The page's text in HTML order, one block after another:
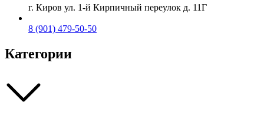
г. Киров ул. 1-й Кирпичный переулок д. 11Г
8 (901) 479-50-50
Категории